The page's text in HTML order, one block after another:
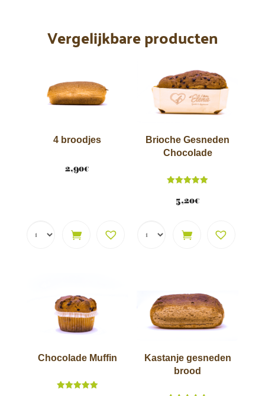
Vergelijkbare producten
4 broodjes
2,90€
Brioche Gesneden
Chocolade
5.00
van 5
5,20€
Chocolade Muffin
Kastanje gesneden
brood